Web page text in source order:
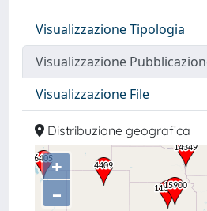
Visualizzazione Tipologia
Visualizzazione
Visualizzazione File
Distribuzione geografica
+
–